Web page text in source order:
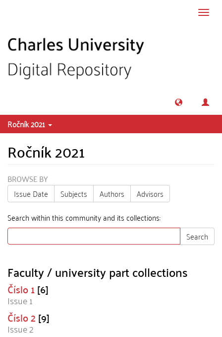
Ročník 2021
Ročník 2021
BROWSE BY
Issue Date
Subjects Authors
Advisors
Search within this community and its collections:
Search
Faculty / university part collections
Číslo 1[6]
Issue 1
Číslo 2[9]
Issue 2